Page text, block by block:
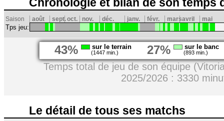
Saison août sept.oct. nov. déc. janv. févr. marsavril mai
Tps jeu:
43% sur le terrain
(1447 min.) 27% sur le banc
(893 min.)
Temps total de jeu de son équipe
2025/2026 : 3330
Le détail de tous ses matchs